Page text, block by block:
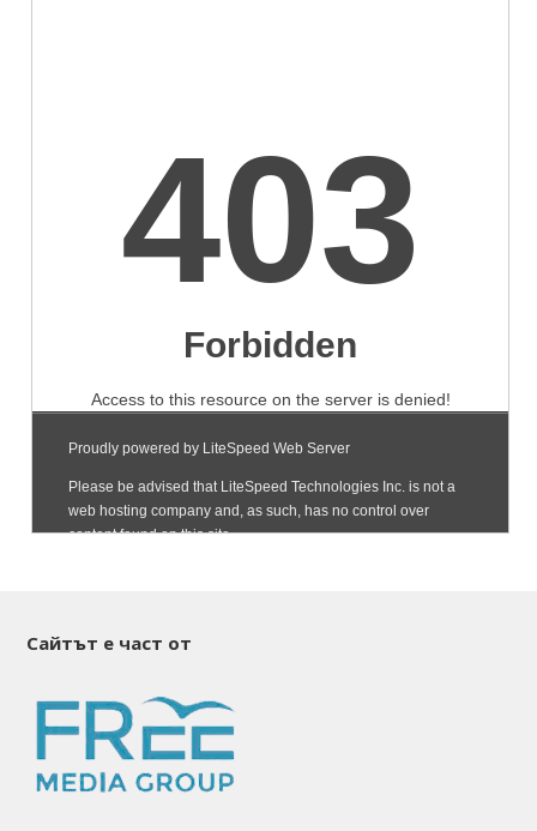
Сайтът е част от